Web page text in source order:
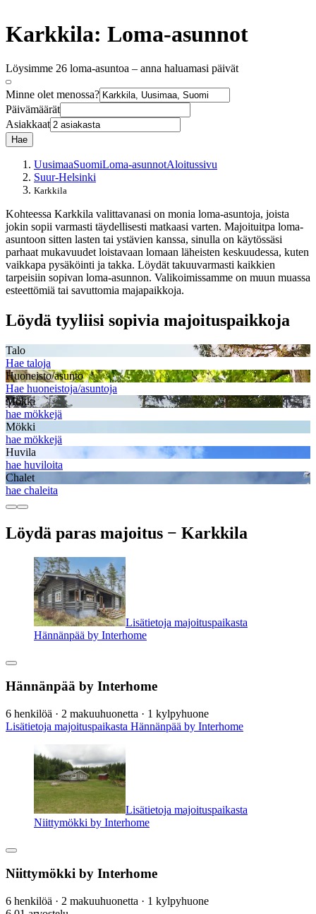
Karkkila: Loma-asunnot
Löysimme 26 loma-asuntoa – anna haluamasi päivät
Minne olet menossa?
Päivämäärät
Asiakkaat
Hae
UusimaaSuomiLoma-asunnotAloitussivu
Suur-Helsinki
Karkkila
Kohteessa Karkkila valittavanasi on monia loma-asuntoja, joista
jokin sopii varmasti täydellisesti matkaasi varten. Majoituitpa loma-
asuntoon sitten lasten tai ystävien kanssa, sinulla on käytössäsi
parhaat mukavuudet loistavaan lomaan läheisten keskuudessa, kuten
vaikkapa pysäköinti ja takka. Löydät takuuvarmasti kaikkien
tarpeisiin sopivan loma-asunnon. Valikoimissamme on muun muassa
esteettömiä tai savuttomia majapaikkoja.
Löydä tyyliisi sopivia majoituspaikkoja
Talo
Hae taloja
Huoneisto/asunto
Hae huoneistoja/asuntoja
Mökki
hae mökkejä
Mökki
hae mökkejä
Huvila
hae huviloita
Chalet
hae chaleita
Löydä paras majoitus − Karkkila
Lisätietoja majoituspaikasta
Hännänpää by Interhome
Hännänpää by Interhome
6 henkilöä · 2 makuuhuonetta · 1 kylpyhuone
Lisätietoja majoituspaikasta Hännänpää by Interhome
Lisätietoja majoituspaikasta
Niittymökki by Interhome
Niittymökki by Interhome
6 henkilöä · 2 makuuhuonetta · 1 kylpyhuone